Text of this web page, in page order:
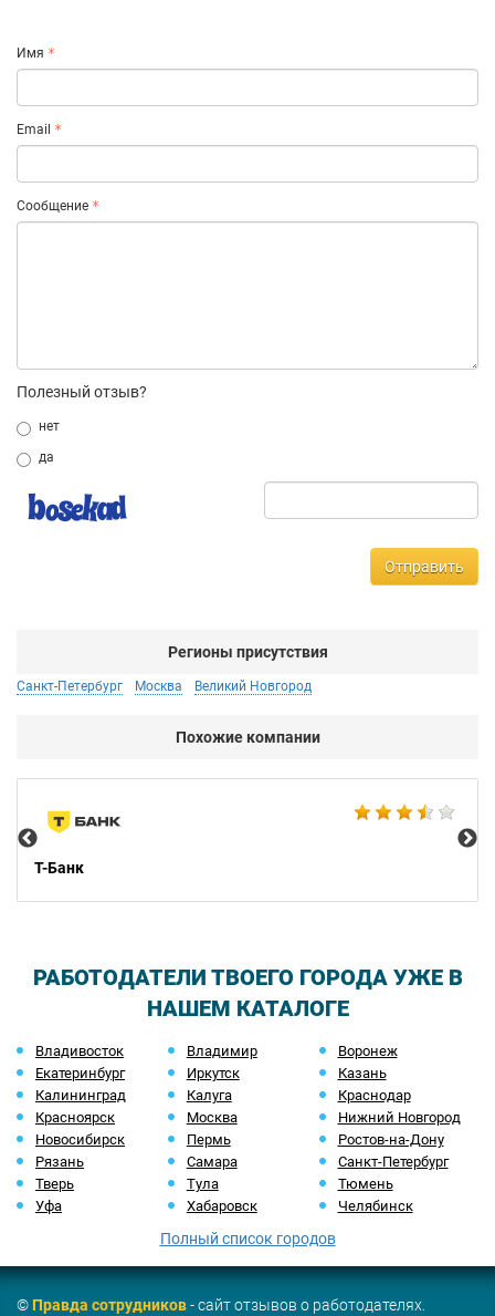
Имя
Email
Сообщение
Полезный отзыв?
нет
да
Отправить
Регионы присутствия
Санкт-Петербург Москва Великий Новгород
Похожие компании
Т-Банк
РАБОТОДАТЕЛИ ТВОЕГО ГОРОДА УЖЕ В
НАШЕМ КАТАЛОГЕ
Владивосток Владимир
Воронеж
Екатеринбург
Иркутск
Казань
Калининград
Калуга
Краснодар
Красноярск
Москва
Нижний Новгород
Новосибирск
Пермь
Ростов-на-Дону
Рязань
Самара
Санкт-Петербург
Тверь
Тула
Тюмень
Уфа
Хабаровск Челябинск
Полный список городов
©Правда сотрудников- сайт отзывов о работодателях.